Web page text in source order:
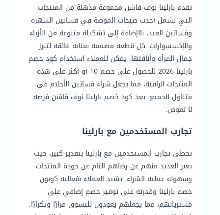
تقدم بارلينا نوف فاشن مجموعة مذهلة من المنتجات
التي تشمل أحدث صيحات الموضة في فساتين السهرة
وفساتين العيد، بالإضافة إلى تشكيلة متنوعة من الأزياء
والإكسسوارات. كل قطعة مصممة بعناية فائقة لتبرز
جمال المرأة وأناقتها. يمكن للعملاء استخدام كود خصم
بارلينا 2026 للحصول على خصم 10 أو أكثر على هذه
المنتجات الراقية، مما يجعل شراء فساتين الأحلام في
متناول الجميع. يعد كود خصم بارلينا نوف فاشن فرصة
لا تعوض.
تجارب المستخدمين مع بارلينا
تحظى تجارب المستخدمين مع بارلينا بتقدير كبير، حيث
يعبر العديد منهم عن رضاهم التام عن جودة المنتجات
وسهولة عملية الشراء. يشيد العملاء بفعالية كوبون
خصم بارلينا وقدرته على توفير خصم إضافي على
مشترياتهم، مما يجعلهم يعودون للتسوق مرارًا وتكرارًا.